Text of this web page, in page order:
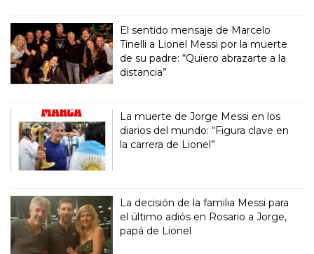
El sentido mensaje de Marcelo
Tinelli a Lionel Messi por la muerte
de su padre: “Quiero abrazarte a la
distancia”
La muerte de Jorge Messi en los
diarios del mundo: “Figura clave en
la carrera de Lionel”
La decisión de la familia Messi para
el último adiós en Rosario a Jorge,
papá de Lionel